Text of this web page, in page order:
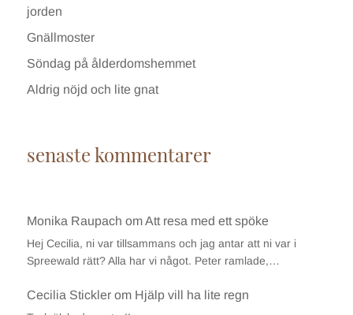
jorden
Gnällmoster
Söndag på ålderdomshemmet
Aldrig nöjd och lite gnat
senaste kommentarer
Monika Raupach omAtt resa med ett spöke
Hej Cecilia, ni var tillsammans och jag antar att ni var i
Spreewald rätt? Alla har vi något. Peter ramlade,…
Cecilia Sticklerom Hjälp vill ha lite regn